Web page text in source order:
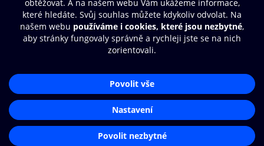
Další zábava
Nákupní řád
Přístupnost
Zásady zpracování osobních údajů
Cookies
Nastavení cookies
Aplikace O2 Knihovna
Čti a poslouchej své e-knihy a
audioknihy rychleji a pohodlněji.